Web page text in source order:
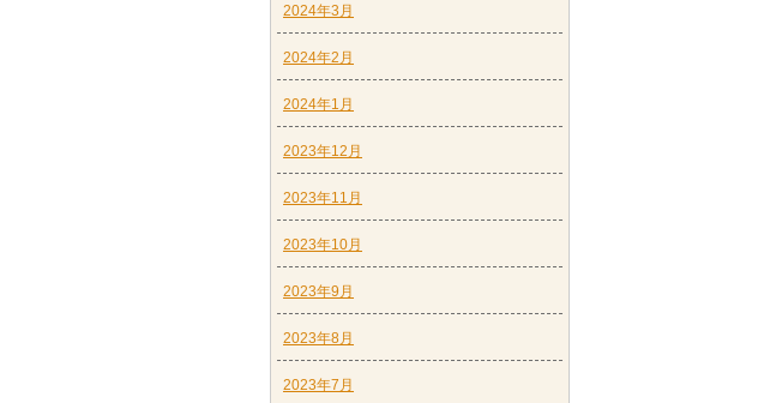
2024年3月
2024年2月
2024年1月
2023年12月
2023年11月
2023年10月
2023年9月
2023年8月
2023年7月